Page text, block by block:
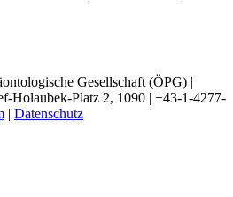
Gesellschaft (ÖPG) |
Holaubek-Platz 2, 1090 | +43-1-4277-
| Datenschutz